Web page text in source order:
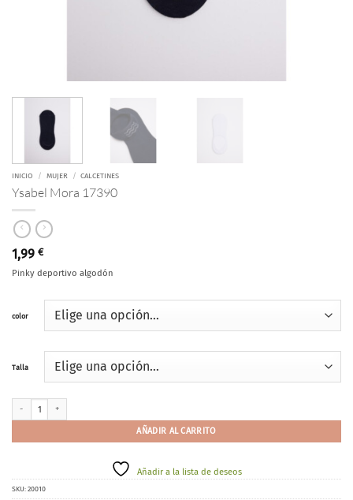
INICIO / MUJER / CALCETINES
Ysabel Mora 17390
1,99 €
Pinky deportivo algodón
color
Talla
AÑADIR AL CARRITO
Añadir a la lista de deseos
SKU: 20010